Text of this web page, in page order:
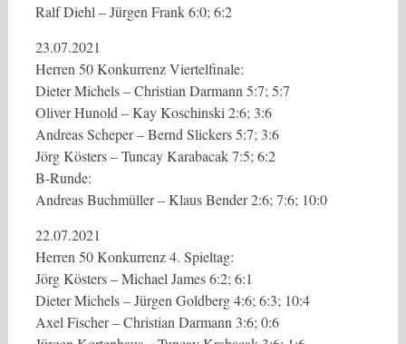
Ralf Diehl – Jürgen Frank 6:0; 6:2
23.07.2021
Herren 50 Konkurrenz Viertelfinale:
Dieter Michels – Christian Darmann 5:7; 5:7
Oliver Hunold – Kay Koschinski 2:6; 3:6
Andreas Scheper – Bernd Slickers 5:7; 3:6
Jörg Kösters – Tuncay Karabacak 7:5; 6:2
B-Runde:
Andreas Buchmüller – Klaus Bender 2:6; 7:6; 10:0
22.07.2021
Herren 50 Konkurrenz 4. Spieltag:
Jörg Kösters – Michael James 6:2; 6:1
Dieter Michels – Jürgen Goldberg 4:6; 6:3; 10:4
Axel Fischer – Christian Darmann 3:6; 0:6